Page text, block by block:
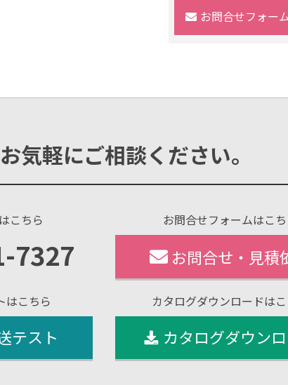
お問合せフォー
気軽にご相談ください。
こちら
7327
お問合せフォームはこ
お問合せ・見積
はこちら
テスト
カタログダウンロードは
カタログダウン